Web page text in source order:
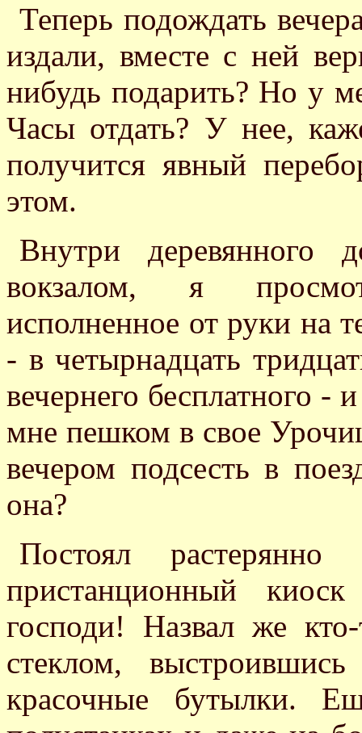
Теперь подождать
издали, вместе с ней
нибудь подарить? Но у
Часы отдать? У нее,
получится явный
этом.
Внутри деревянного
вокзалом, я
исполненное от руки на
- в четырнадцать
вечернего бесплатного -
мне пешком в свое
вечером подсесть в
она?
Постоял
пристанционный
господи! Назвал же
стеклом,
красочные бутылки.